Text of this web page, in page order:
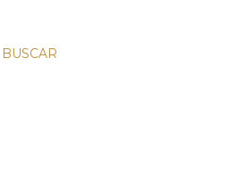
BUSCAR